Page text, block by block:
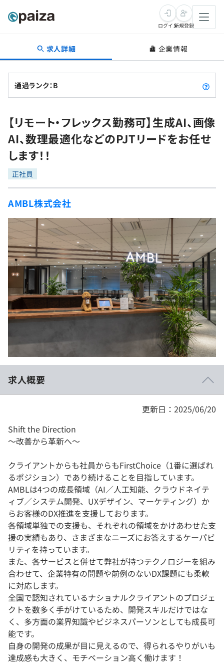
転職・キャリア
転職成功ガイド
転職エージェント
インタビュー
転職成功ガイド
新卒就活
求人検索
本選考
インターン
新卒エージェント
イベント・セミナー
インタビュー
就活成功ガイド
学習
問題集
4択課題
ナレッジ
リファレンス
プラン
学校向けプラン
契約内容・クーポン
プログラミング言語
評価結果一覧
再チャレンジ結果一覧
ゲーム・マンガ
Tech Team Journal
paiza times
note
paizaとは？
ログイン新規登録
求人詳細 企業情報
通過ランク：B
【リモート・フレックス勤務可】生成AI、画像
AI、数理最適化などのPJTリードをお任せ
します！！
正社員
AMBL株式会社
求人概要
更新日：2025/06/20
Shift the Direction
～改善から革新へ～
クライアントからも社員からもFirstChoice（1番に選ばれ
るポジション）であり続けることを目指しています。
AMBLは4つの成長領域（AI／人工知能、クラウドネイテ
ィブ／システム開発、UXデザイン、マーケティング）か
らお客様のDX推進を支援しております。
各領域単独での支援も、それぞれの領域をかけあわせた支
援の実績もあり、さまざまなニーズにお答えするケーパビ
リティを持っています。
また、各サービスと併せて弊社が持つテクノロジーを組み
合わせて、企業特有の問題や前例のないDX課題にも柔軟
に対応します。
全国で認知されているナショナルクライアントのプロジェ
クトを数多く手がけているため、開発スキルだけではな
く、多方面の業界知識やビジネスパーソンとしても成長可
能です。
自身の開発の成果が目に見えるので、得られるやりがいも
達成感も大きく、モチベーション高く働けます！